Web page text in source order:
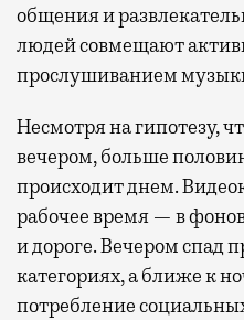
общения и
людей совмещают
прослушиванием
Несмотря на гипотезу,
вечером, больше
происходит днем.
рабочее время — в
и дороге. Вечером спад
категориях, а ближе к
потребление